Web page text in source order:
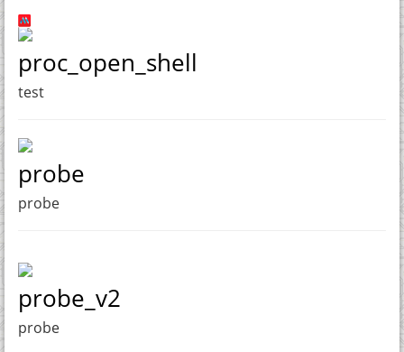
proc_open_shell
test
probe
probe
probe_v2
probe